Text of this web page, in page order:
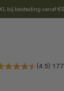
bij besteding vanaf
(4.5)